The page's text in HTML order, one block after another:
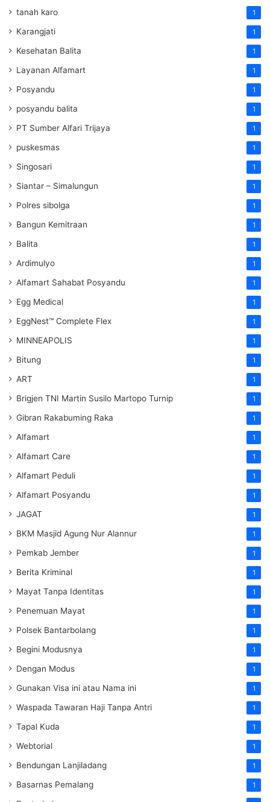
tanah karo 1
Karangjati 1
Kesehatan Balita 1
Layanan Alfamart 1
Posyandu 1
posyandu balita 1
PT Sumber Alfari Trijaya 1
puskesmas 1
Singosari 1
Siantar – Simalungun 1
Polres sibolga 1
Bangun Kemitraan 1
Balita 1
Ardimulyo 1
Alfamart Sahabat Posyandu 1
Egg Medical 1
EggNest™ Complete Flex 1
MINNEAPOLIS 1
Bitung 1
ART 1
Brigjen TNI Martin Susilo Martopo Turnip 1
Gibran Rakabuming Raka 1
Alfamart 1
Alfamart Care 1
Alfamart Peduli 1
Alfamart Posyandu 1
JAGAT 1
BKM Masjid Agung Nur Alannur 1
Pemkab Jember 1
Berita Kriminal 1
Mayat Tanpa Identitas 1
Penemuan Mayat 1
Polsek Bantarbolang 1
Begini Modusnya 1
Dengan Modus 1
Gunakan Visa ini atau Nama ini 1
Waspada Tawaran Haji Tanpa Antri 1
Tapal Kuda 1
Webtorial 1
Bendungan Lanjiladang 1
Basarnas Pemalang 1